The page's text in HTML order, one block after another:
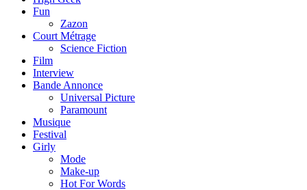
Fun
Zazon
Court Métrage
Science Fiction
Film
Interview
Bande Annonce
Universal Picture
Paramount
Musique
Festival
Girly
Mode
Make-up
Hot For Words